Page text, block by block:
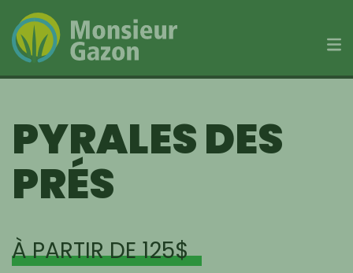
content
PYRALES DES
PRÉS
À PARTIR DE 125$